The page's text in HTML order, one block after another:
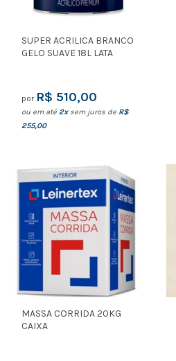
SUPER ACRILICA BRANCO
GELO SUAVE 18L LATA
por R$ 510,00
ou em até2xsem juros de R$
255,00
MASSA CORRIDA 20KG
CAIXA